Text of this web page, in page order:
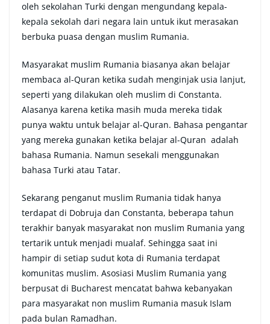
oleh sekolahan Turki dengan mengundang kepala-
kepala sekolah dari negara lain untuk ikut merasakan
berbuka puasa dengan muslim Rumania.
Masyarakat muslim Rumania biasanya akan belajar
membaca al-Quran ketika sudah menginjak usia lanjut,
seperti yang dilakukan oleh muslim di Constanta.
Alasanya karena ketika masih muda mereka tidak
punya waktu untuk belajar al-Quran. Bahasa pengantar
yang mereka gunakan ketika belajar al-Quran adalah
bahasa Rumania. Namun sesekali menggunakan
bahasa Turki atau Tatar.
Sekarang penganut muslim Rumania tidak hanya
terdapat di Dobruja dan Constanta, beberapa tahun
terakhir banyak masyarakat non muslim Rumania yang
tertarik untuk menjadi mualaf. Sehingga saat ini
hampir di setiap sudut kota di Rumania terdapat
komunitas muslim. Asosiasi Muslim Rumania yang
berpusat di Bucharest mencatat bahwa kebanyakan
para masyarakat non muslim Rumania masuk Islam
pada bulan Ramadhan.